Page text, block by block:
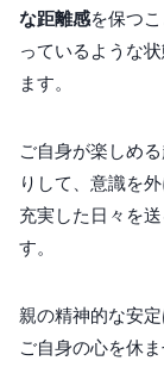
な距離感を保つ
っているような
ます。
ご自身が楽しめ
りして、意識を
充実した日々を
す。
親の精神的な安
ご自身の心を休